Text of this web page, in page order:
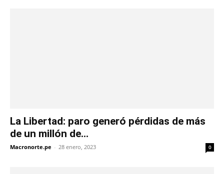
La Libertad: paro generó pérdidas de más
de un millón de...
Macronorte.pe - 28 enero, 2023 0